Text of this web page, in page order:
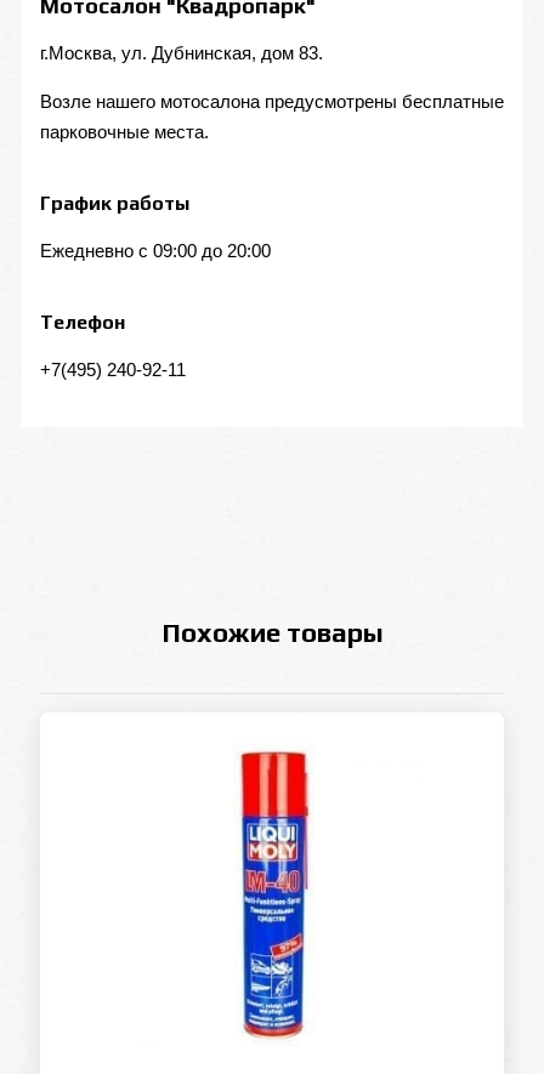
Мотосалон "Квадропарк"
г.Москва, ул. Дубнинская, дом 83.
Возле нашего мотосалона предусмотрены бесплатные
парковочные места.
График работы
Ежедневно с 09:00 до 20:00
Телефон
+7(495) 240-92-11
Похожие товары